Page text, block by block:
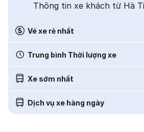
Thông tin xe khách từ Hà
Vé xe rẻ nhất
Trung bình Thời lượng xe
Xe sớm nhất
Dịch vụ xe hàng ngày